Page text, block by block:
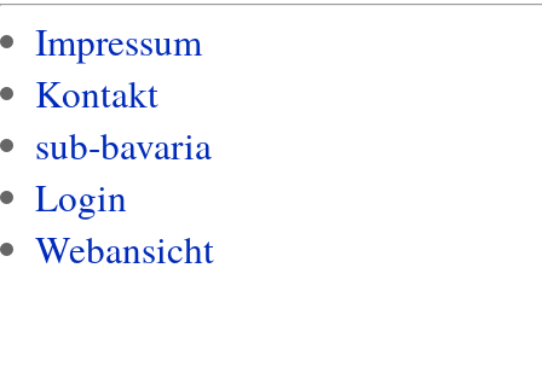
Impressum
Kontakt
sub-bavaria
Login
Webansicht